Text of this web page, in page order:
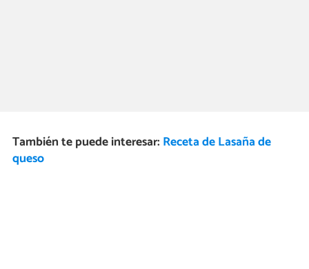
También te puede interesar: Receta de Lasaña de
queso